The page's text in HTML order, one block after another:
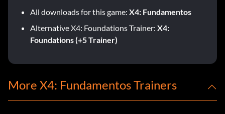
All downloads for this game: X4: Fundamentos
Alternative X4: Foundations Trainer: X4:
Foundations (+5 Trainer)
More X4: Fundamentos Trainers